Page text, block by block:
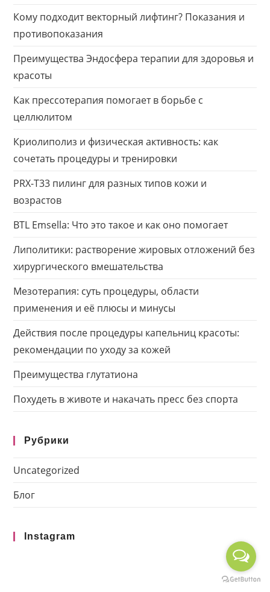
Кому подходит векторный лифтинг? Показания и
противопоказания
Преимущества Эндосфера терапии для здоровья и
красоты
Как прессотерапия помогает в борьбе с
целлюлитом
Криолиполиз и физическая активность: как
сочетать процедуры и тренировки
PRX-T33 пилинг для разных типов кожи и
возрастов
BTL Emsella: Что это такое и как оно помогает
Липолитики: растворение жировых отложений без
хирургического вмешательства
Мезотерапия: суть процедуры, области
применения и её плюсы и минусы
Действия после процедуры капельниц красоты:
рекомендации по уходу за кожей
Преимущества глутатиона
Похудеть в животе и накачать пресс без спорта
Рубрики
Uncategorized
Блог
Instagram